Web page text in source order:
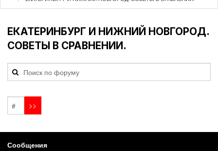
ЕКАТЕРИНБУРГ И НИЖНИЙ НОВГОРОД.
СОВЕТЫ В СРАВНЕНИИ.
Сообщения